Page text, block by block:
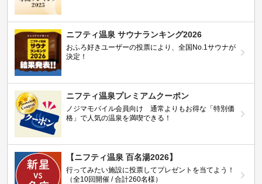
ニフティ温泉 サウナランキング2026
おふろ好きユーザーの投票により、全国No.1サウナが
決定！
ニフティ温泉プレミアムクーポン
ノジマモバイル会員向け 通常よりもお得な「特別価
格」で人気の温泉を満喫できる！
【ニフティ温泉 百名湯2026】
行ってみたい施設に投票してプレゼントを当てよう！
（全10回開催 / 合計260名様）